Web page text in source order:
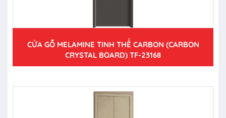
CỬA GỖ MELAMINE TINH THỂ CARBON (CARBON
CRYSTAL BOARD) TF-23168